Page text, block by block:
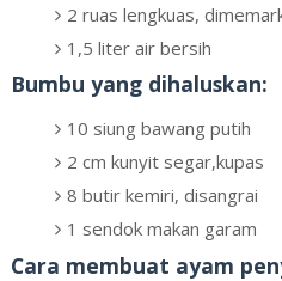
2 ruas lengkuas,
1,5 liter air bersih
Bumbu yang dihaluskan:
10 siung bawang putih
2 cm kunyit segar,kupas
8 butir kemiri, disangrai
1 sendok makan garam
Cara membuat ayam